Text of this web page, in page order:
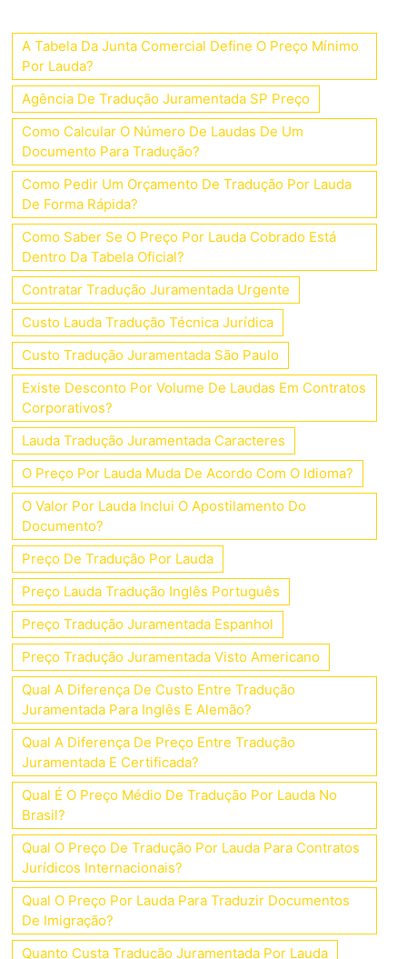
A Tabela Da Junta Comercial Define O Preço Mínimo
Por Lauda?
Agência De Tradução Juramentada SP Preço
Como Calcular O Número De Laudas De Um
Documento Para Tradução?
Como Pedir Um Orçamento De Tradução Por Lauda
De Forma Rápida?
Como Saber Se O Preço Por Lauda Cobrado Está
Dentro Da Tabela Oficial?
Contratar Tradução Juramentada Urgente
Custo Lauda Tradução Técnica Jurídica
Custo Tradução Juramentada São Paulo
Existe Desconto Por Volume De Laudas Em Contratos
Corporativos?
Lauda Tradução Juramentada Caracteres
O Preço Por Lauda Muda De Acordo Com O Idioma?
O Valor Por Lauda Inclui O Apostilamento Do
Documento?
Preço De Tradução Por Lauda
Preço Lauda Tradução Inglês Português
Preço Tradução Juramentada Espanhol
Preço Tradução Juramentada Visto Americano
Qual A Diferença De Custo Entre Tradução
Juramentada Para Inglês E Alemão?
Qual A Diferença De Preço Entre Tradução
Juramentada E Certificada?
Qual É O Preço Médio De Tradução Por Lauda No
Brasil?
Qual O Preço De Tradução Por Lauda Para Contratos
Jurídicos Internacionais?
Qual O Preço Por Lauda Para Traduzir Documentos
De Imigração?
Quanto Custa Tradução Juramentada Por Lauda